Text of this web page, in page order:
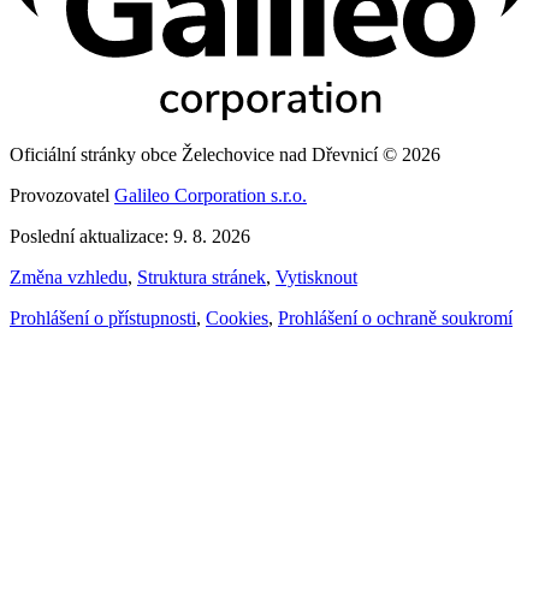
Oficiální stránky obce Želechovice nad Dřevnicí © 2026
Provozovatel Galileo Corporation s.r.o.
Poslední aktualizace: 9. 8. 2026
Změna vzhledu, Struktura stránek, Vytisknout
Prohlášení o přístupnosti, Cookies, Prohlášení o ochraně soukromí